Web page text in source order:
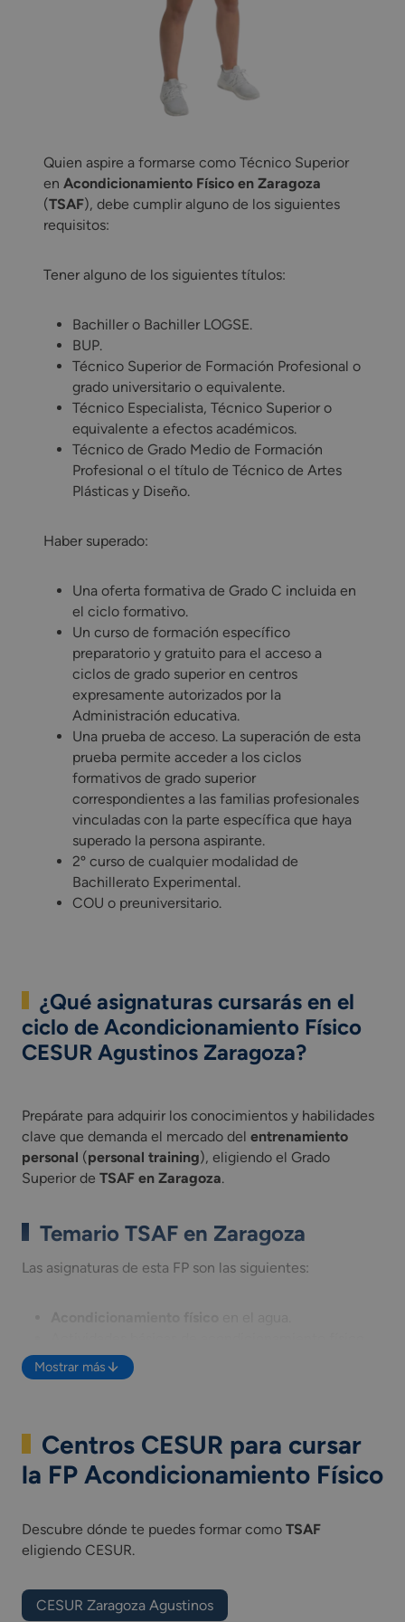
Quien aspire a formarse como Técnico Superior
en Acondicionamiento Físico en Zaragoza
(TSAF), debe cumplir alguno de los siguientes
requisitos:
Tener alguno de los siguientes títulos:​
Bachiller o Bachiller LOGSE.
BUP.
Técnico Superior de Formación Profesional o
grado universitario o equivalente.
Técnico Especialista, Técnico Superior o
equivalente a efectos académicos.
Técnico de Grado Medio de Formación
Profesional o el título de Técnico de Artes
Plásticas y Diseño.
Haber superado:
Una oferta formativa de Grado C incluida en
el ciclo formativo.
Un curso de formación específico
preparatorio y gratuito para el acceso a
ciclos de grado superior en centros
expresamente autorizados por la
Administración educativa.
Una prueba de acceso. La superación de esta
prueba permite acceder a los ciclos
formativos de grado superior
correspondientes a las familias profesionales
vinculadas con la parte específica que haya
superado la persona aspirante.
2º curso de cualquier modalidad de
Bachillerato Experimental.
COU o preuniversitario.
¿Qué asignaturas cursarás en el
ciclo de Acondicionamiento Físico
CESUR Agustinos Zaragoza?
Prepárate para adquirir los conocimientos y habilidades
clave que demanda el mercado del entrenamiento
personal (personal training), eligiendo el Grado
Superior de TSAF en Zaragoza.
Temario TSAF en Zaragoza
Las asignaturas de esta FP son las siguientes:
con soporte musical.
Actividades especializadas de
funcional.
Fitness en sala de entrenamiento polivalente.
Habilidades sociales.
Comunidad Autónoma).
Proyecto intermodular de acondicionamiento
Técnicas de hidrocinesia.
Valoración de la condición física e intervención en
Mostrar más
Centros CESUR para cursar
la FP Acondicionamiento Físico
Descubre dónde te puedes formar como TSAF
eligiendo CESUR.
CESUR Zaragoza Agustinos